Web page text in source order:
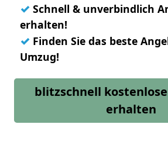
✓ Schnell & unverbindlich
erhalten!
✓ Finden Sie das beste
Umzug!
blitzschnell
erhalten